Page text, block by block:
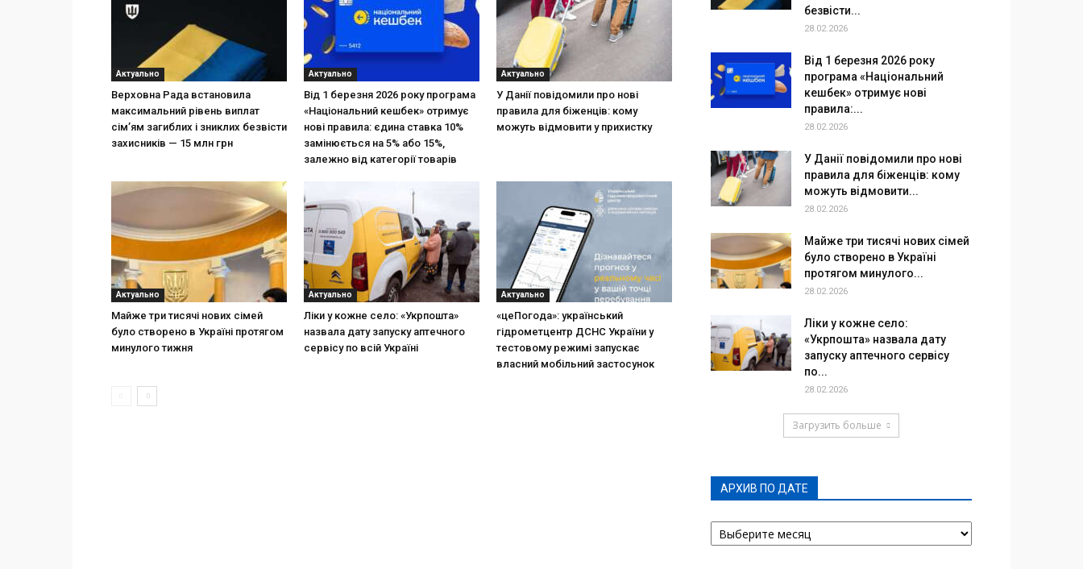
Актуально
Верховна Рада встановила
максимальний рівень виплат
сім’ям загиблих і зниклих безвісти
захисників — 15 млн грн
Актуально
Від 1 березня 2026 року програма
«Національний кешбек» отримує
нові правила: єдина ставка 10%
замінюється на 5% або 15%,
залежно від категорії товарів
Актуально
У Данії повідомили про нові
правила для біженців: кому
можуть відмовити у прихистку
Актуально
Майже три тисячі нових сімей
було створено в Україні протягом
минулого тижня
Актуально
Ліки у кожне село: «Укрпошта»
назвала дату запуску аптечного
сервісу по всій Україні
Актуально
«цеПогода»: український
гідрометцентр ДСНС України у
тестовому режимі запускає
власний мобільний застосунок
безвісти...
28.02.2026
Від 1 березня 2026 року
програма «Національний
кешбек» отримує нові
правила:...
28.02.2026
У Данії повідомили про нові
правила для біженців: кому
можуть відмовити...
28.02.2026
Майже три тисячі нових сімей
було створено в Україні
протягом минулого...
28.02.2026
Ліки у кожне село:
«Укрпошта» назвала дату
запуску аптечного сервісу
по...
28.02.2026
Загрузить больше
АРХИВ ПО ДАТЕ
АРХИВ
ПО